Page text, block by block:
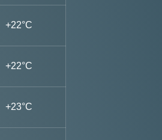
+22°C
+22°C
+23°C